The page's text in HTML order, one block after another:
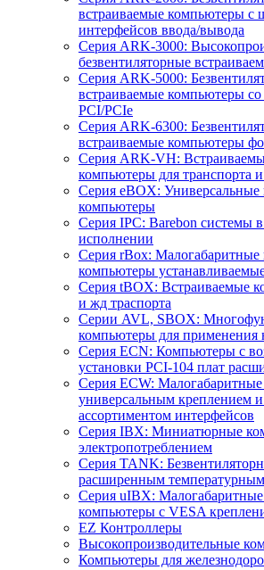
встраиваемые компьютеры с
интерфейсов ввода/вывода
Серия ARK-3000:
безвентиляторные
Серия ARK-5000:
встраиваемые компьютеры
PCI/PCIe
Серия ARK-6300:
встраиваемые компьютеры
Серия ARK-VH:
компьютеры для транспорта
Серия eBOX: Универсальные
компьютеры
Серия IPC: Barebon системы
исполнении
Серия rBox: Малогабаритные
компьютеры
Серия tBOX: Встраиваемые
и жд траспорта
Серии AVL, SBOX:
компьютеры для применения
Серия ECN: Компьютеры с
установки PCI-104 плат
Серия ECW:
универсальным креплением
ассортиментом интерфейсов
Серия IBX: Миниатюрные
электропотреблением
Серия TANK:
расширенным
Серия uIBX: Малогабаритные
компьютеры с VESA
EZ Контроллеры
Высокопроизводительные
Компьютеры для